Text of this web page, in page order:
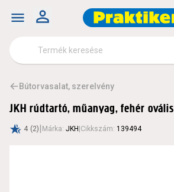
Bútorvasalat, szerelvény
JKH rúdtartó, műanyag, fehér ovális
4 (2)| Márka: JKH Cikkszám: 139494